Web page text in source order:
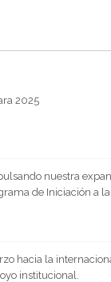
2025
nuestra
de Iniciación a
hacia la
institucional.